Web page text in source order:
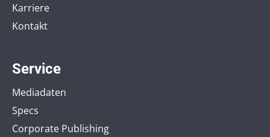
Karriere
Kontakt
Service
Mediadaten
Specs
Corporate Publishing